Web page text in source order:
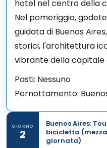
hotel nel centro della
Nel pomeriggio,
guidata di Buenos
storici, l'architettura
vibrante della capitale
Pasti: Nessuno
Pernottamento:
GIORNO
2
Buenos Aires:
bicicletta (mezza
giornata)